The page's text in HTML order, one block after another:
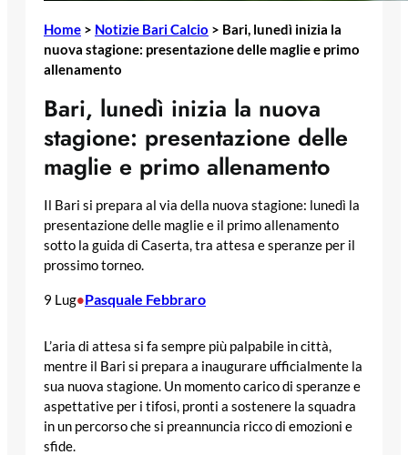
Home > Notizie Bari Calcio > Bari, lunedì inizia la
nuova stagione: presentazione delle maglie e primo
allenamento
Bari, lunedì inizia la nuova
stagione: presentazione delle
maglie e primo allenamento
Il Bari si prepara al via della nuova stagione: lunedì la
presentazione delle maglie e il primo allenamento
sotto la guida di Caserta, tra attesa e speranze per il
prossimo torneo.
9 Lug•Pasquale Febbraro
L’aria di attesa si fa sempre più palpabile in città,
mentre il Bari si prepara a inaugurare ufficialmente la
sua nuova stagione. Un momento carico di speranze e
aspettative per i tifosi, pronti a sostenere la squadra
in un percorso che si preannuncia ricco di emozioni e
sfide.